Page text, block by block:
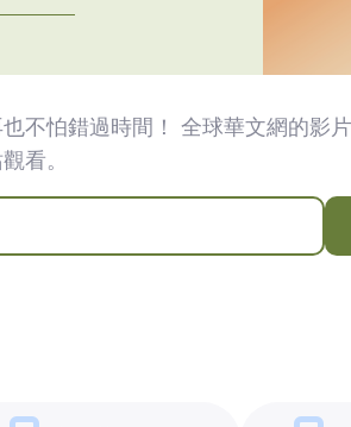
不怕錯過時間！ 全球華文網的影
看。